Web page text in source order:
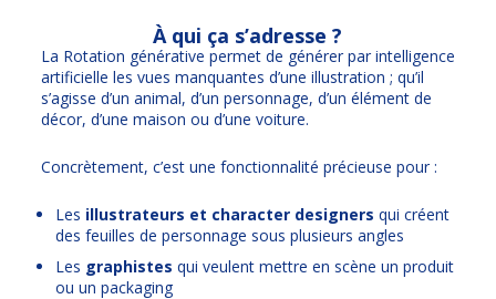
À qui ça s’adresse ?
La Rotation générative permet de générer par intelligence
artificielle les vues manquantes d’une illustration ; qu’il
s’agisse d’un animal, d’un personnage, d’un élément de
décor, d’une maison ou d’une voiture.
Concrètement, c’est une fonctionnalité précieuse pour :
Les illustrateurs et character designers qui créent
des feuilles de personnage sous plusieurs angles
Les graphistes qui veulent mettre en scène un produit
ou un packaging